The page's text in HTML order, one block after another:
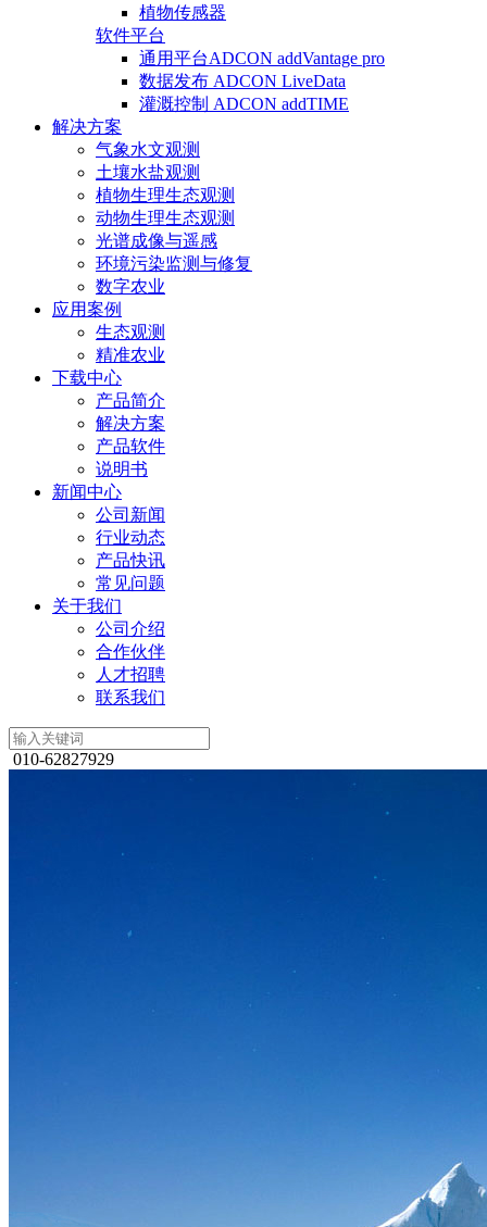
植物传感器
软件平台
通用平台ADCON addVantage pro
数据发布 ADCON LiveData
灌溉控制 ADCON addTIME
解决方案
气象水文观测
土壤水盐观测
植物生理生态观测
动物生理生态观测
光谱成像与遥感
环境污染监测与修复
数字农业
应用案例
生态观测
精准农业
下载中心
产品简介
解决方案
产品软件
说明书
新闻中心
公司新闻
行业动态
产品快讯
常见问题
关于我们
公司介绍
合作伙伴
人才招聘
联系我们
010-62827929